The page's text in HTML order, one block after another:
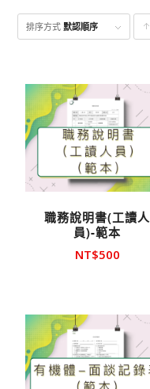
排序方式默認順序
品
職務說明書(工讀人
員)-範本
NT$500